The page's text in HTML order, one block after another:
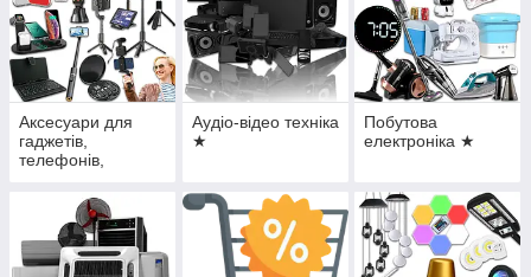
Аксесуари для
гаджетів,
телефонів,
Аудіо-відео техніка
★
Побутова
електроніка ★